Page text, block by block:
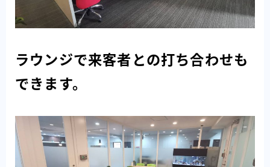
ラウンジで来客者との打ち合わせも
できます。